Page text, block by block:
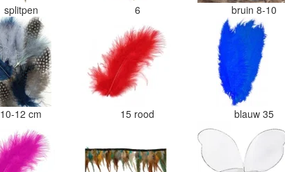
splitpen 6 bruin 8-10
10-12 cm 15 rood blauw 35